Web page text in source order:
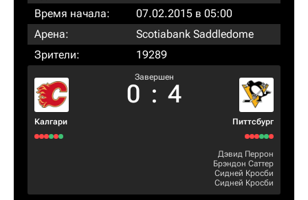
Время начала:
07.02.2015 в 05:00
Арена:
Scotiabank Saddledome
Зрители:
19289
Калгари
Завершен
0 : 4
Питтсбург
Дэвид Перрон
Брэндон Саттер
Сидней Кросби
Сидней Кросби